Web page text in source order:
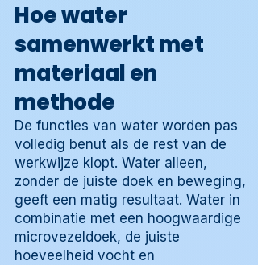
Hoe water
samenwerkt met
materiaal en
methode
De functies van water worden pas
volledig benut als de rest van de
werkwijze klopt. Water alleen,
zonder de juiste doek en beweging,
geeft een matig resultaat. Water in
combinatie met een hoogwaardige
microvezeldoek, de juiste
hoeveelheid vocht en